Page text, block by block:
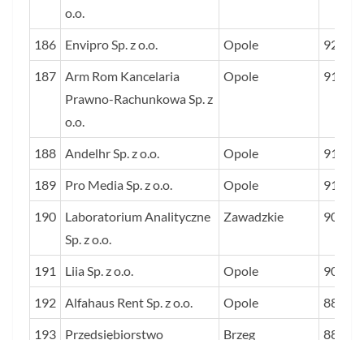
o.o.
186 Envipro Sp. z o.o. Opole 92
187
Arm Rom Kancelaria
Prawno-Rachunkowa Sp. z
o.o.
Opole 91
188 Andelhr Sp. z o.o. Opole 91
189 Pro Media Sp. z o.o. Opole 91
190
Laboratorium Analityczne
Sp. z o.o.
Zawadzkie 90
191 Liia Sp. z o.o. Opole 90
192 Alfahaus Rent Sp. z o.o. Opole 88
193
Przedsiębiorstwo
Brzeg 88